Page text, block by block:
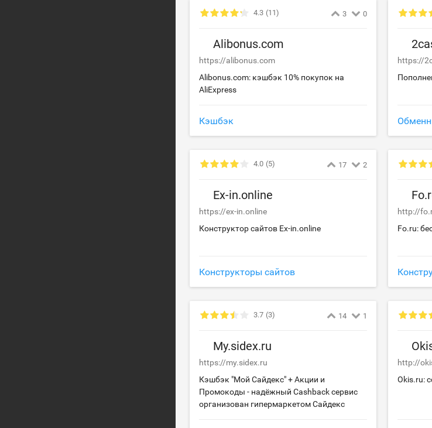
4.3 (11) 3 0
Alibonus.com
https://alibonus.com
Alibonus.com: кэшбэк 10% покупок на
AliExpress
Кэшбэк
https://
4.0 (5) 17 2
Ex-in.online
https://ex-in.online
Конструктор сайтов Ex-in.online
Конструкторы сайтов
http://
Fo.ru:
3.7 (3) 14 1
My.sidex.ru
https://my.sidex.ru
Кэшбэк "Мой Сайдекс" + Акции и
Промокоды - надёжный Cashback сервис
организован гипермаркетом Сайдекс
http://
Okis.ru: